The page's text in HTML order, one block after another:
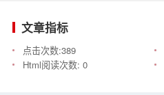
文章指标
点击次数:389
Html阅读次数: 0